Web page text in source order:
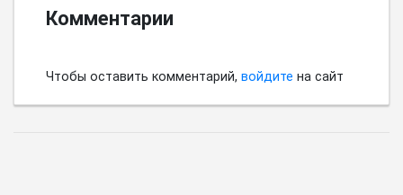
Комментарии
Чтобы оставить комментарий, войдите на сайт